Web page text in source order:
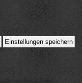
Einstellungen speichern